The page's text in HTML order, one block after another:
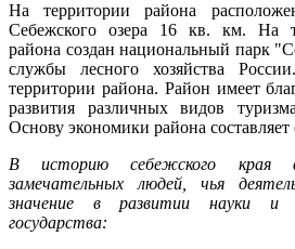
На территории района
Себежского озера 16 кв. км. На
района создан национальный парк "
службы лесного хозяйства
территории района. Район имеет
развития различных видов
Основу экономики района составляет
В историюсебежского края
замечательных людей, чья
значение в развитии науки и
государства: